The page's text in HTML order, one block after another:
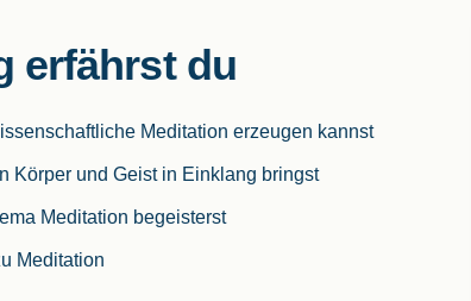
erfährst du
Meditation erzeugen kannst
Körper und Geist in Einklang bringst
Meditation begeisterst
Meditation